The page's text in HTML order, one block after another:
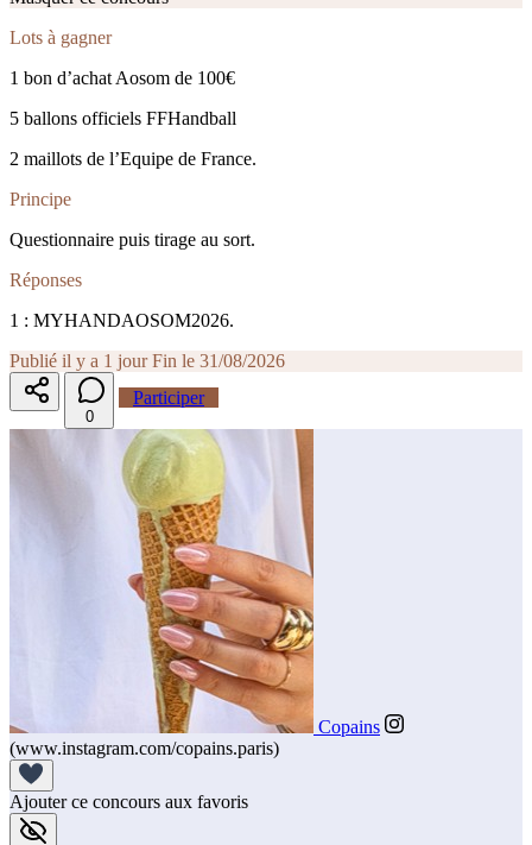
Lots à gagner
1 bon d’achat Aosom de 100€
5 ballons officiels FFHandball
2 maillots de l’Equipe de France.
Principe
Questionnaire puis tirage au sort.
Réponses
1 : MYHANDAOSOM2026.
Publié il y a 1 jour Fin le 31/08/2026
0
Participer
Copains
(www.instagram.com/copains.paris)
Ajouter ce concours aux favoris